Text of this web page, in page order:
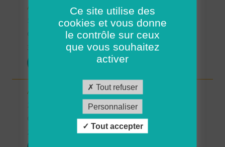
Aides à domicile (H/F)
56 - Morbihan
30/06/2026
Aide à domicile Pont de l'Isère (H/F)
Ce site utilise des
cookies et vous donne
le contrôle sur ceux
que vous souhaitez
activer
Tout refuser
Personnaliser
Tout accepter